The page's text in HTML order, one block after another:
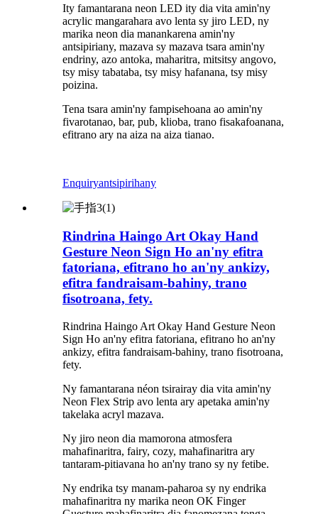
Ity famantarana neon LED ity dia vita amin'ny
acrylic mangarahara avo lenta sy jiro LED, ny
marika neon dia manankarena amin'ny
antsipiriany, mazava sy mazava tsara amin'ny
endriny, azo antoka, maharitra, mitsitsy angovo,
tsy misy tabataba, tsy misy hafanana, tsy misy
poizina.
Tena tsara amin'ny fampisehoana ao amin'ny
fivarotanao, bar, pub, klioba, trano fisakafoanana,
efitrano ary na aiza na aiza tianao.
Enquiryantsipirihany
Rindrina Haingo Art Okay Hand
Gesture Neon Sign Ho an'ny efitra
fatoriana, efitrano ho an'ny ankizy,
efitra fandraisam-bahiny, trano
fisotroana, fety.
Rindrina Haingo Art Okay Hand Gesture Neon
Sign Ho an'ny efitra fatoriana, efitrano ho an'ny
ankizy, efitra fandraisam-bahiny, trano fisotroana,
fety.
Ny famantarana néon tsirairay dia vita amin'ny
Neon Flex Strip avo lenta ary apetaka amin'ny
takelaka acryl mazava.
Ny jiro neon dia mamorona atmosfera
mahafinaritra, fairy, cozy, mahafinaritra ary
tantaram-pitiavana ho an'ny trano sy ny fetibe.
Ny endrika tsy manam-paharoa sy ny endrika
mahafinaritra ny marika neon OK Finger